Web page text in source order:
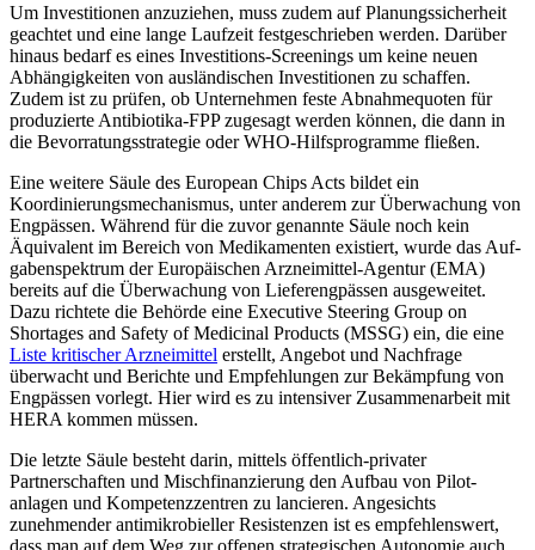
Um Investitionen anzuziehen, muss zu­dem auf Planungssicherheit
geachtet und eine lange Laufzeit festgeschrieben werden. Darüber
hinaus bedarf es eines Investitions-Screenings um keine neuen
Abhängig­keiten von ausländischen Investitionen zu schaffen.
Zudem ist zu prüfen, ob Unternehmen feste Abnahmequoten für
produzierte Anti­biotika-FPP zugesagt werden können, die dann in
die Bevorratungsstrategie oder WHO-Hilfsprogramme fließen.
Eine weitere Säule des European Chips Acts bildet ein
Koordinierungsmechanismus, unter anderem zur Überwachung von
Eng­pässen. Während für die zuvor genann­te Säule noch kein
Äquivalent im Bereich von Medikamenten existiert, wurde das Auf­
gabenspektrum der Europäischen Arznei­mittel-Agentur (EMA)
bereits auf die Über­wachung von Lieferengpässen ausgeweitet.
Dazu richtete die Behörde eine Executive Steering Group on
Shortages and Safety of Medicinal Products (MSSG) ein, die eine
Liste kritischer Arzneimittel erstellt, Angebot und Nachfrage
überwacht und Berichte und Empfehlungen zur Bekämpfung von
Engpäs­sen vorlegt. Hier wird es zu intensiver Zu­sammenarbeit mit
HERA kommen müssen.
Die letzte Säule besteht darin, mittels öffentlich-privater
Partnerschaften und Mischfinanzierung den Aufbau von Pilot­
anlagen und Kompetenzzentren zu lancie­ren. Angesichts
zunehmender antimikro­bieller Resistenzen ist es empfehlenswert,
dass man auf dem Weg zur offenen strate­gischen Auto­nomie auch